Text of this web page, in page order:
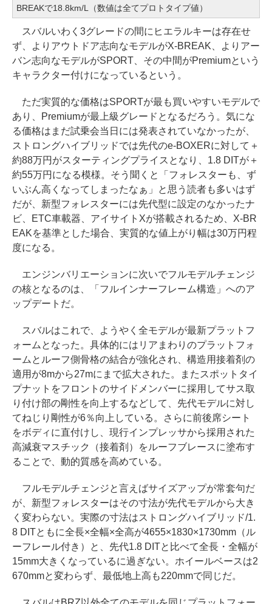
BREAKで18.8km/L（数値は全てプロトタイプ値）
スバルいわく3グレードの間にヒエラルキーは存在せ
ず、よりアウトドア志向なモデルがX-BREAK、よりアー
バン志向なモデルがSPORT、その中間がPremiumという
キャラクター付けになっているという。
ただ実質的な価格はSPORTが最も買いやすいモデルで
あり、Premiumが最上級グレードとなるだろう。気にな
る価格はまだ試乗会当日には発表されていなかったが、
ストロングハイブリッドでは先代のe-BOXERに対して＋
約88万円がスターティングプライスとなり、1.8 DITが＋
約55万円になる模様。そう聞くと「フォレスターも、ず
いぶん高くなってしまったなぁ」と思う読者も多いはず
だが、新型フォレスターには先代型に設定のなかったナ
ビ、ETC車載器、アイサイトXが搭載されるため、X-BR
EAKを基準とした場合、実質的な値上がり幅は30万円程
度になる。
エンジンバリエーションに次いでフルモデルチェンジ
の核となるのは、「フルインナーフレーム構造」へのア
ップデートだ。
スバルはこれで、ようやく全モデルが最新プラットフ
ォームとなった。具体的にはリアまわりのプラットフォ
ームとルーフ側骨格の結合が強化され、構造用接着剤の
適用が8mから27mにまで拡大された。またスポットタイ
プナットをフロントのサイドメンバーに採用してサス取
り付け部の剛性を向上するなどして、先代モデルに対し
てねじり剛性が6％向上している。さらに前後席シート
をボディに直付けし、現行インプレッサから採用された
高減衰マスチック（接着剤）をルーフブレースに塗布す
ることで、動的質感を高めている。
フルモデルチェンジと言えばサイズアップが常套句だ
が、新型フォレスターはその寸法が先代モデルから大き
く変わらない。実際の寸法はストロングハイブリッド/1.
8 DITともに全長×全幅×全高が4655×1830×1730mm（ル
ーフレール付き）と、先代1.8 DITと比べて全長・全幅が
15mm大きくなっているに過ぎない。ホイールベースは2
670mmと変わらず、最低地上高も220mmで同じだ。